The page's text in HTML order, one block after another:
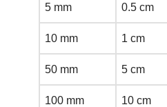
5 mm 0.5 cm
10 mm 1 cm
50 mm 5 cm
100 mm 10 cm